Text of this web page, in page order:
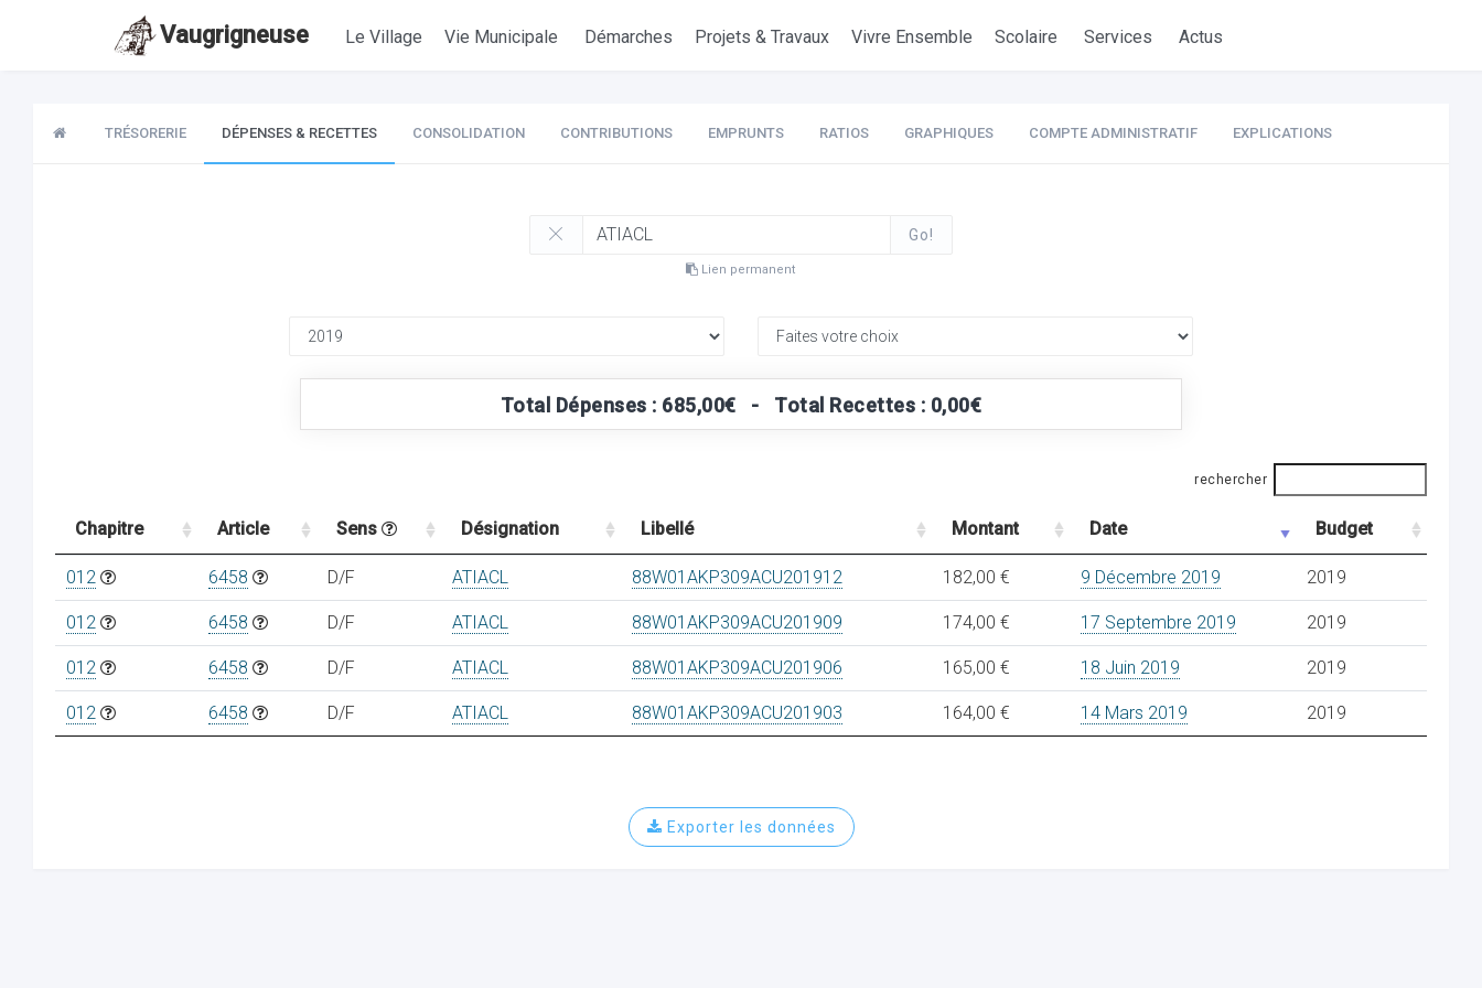
Vaugrigneuse Le Village Vie Municipale Démarches Projets & Travaux Vivre Ensemble Scolaire Services Actus
TRÉSORERIE DÉPENSES & RECETTES CONSOLIDATION CONTRIBUTIONS EMPRUNTS RATIOS GRAPHIQUES COMPTE ADMINISTRATIF EXPLICATIONS
Go!
Lien permanent
Total Dépenses : 685,00€ - Total Recettes : 0,00€
rechercher
Chapitre Article Sens Désignation Libellé Montant Date Budget
012 6458 D/F ATIACL 88W01AKP309ACU201912 182,00 € 9 Décembre 2019 2019
012 6458 D/F ATIACL 88W01AKP309ACU201909 174,00 € 17 Septembre 2019 2019
012 6458 D/F ATIACL 88W01AKP309ACU201906 165,00 € 18 Juin 2019 2019
012 6458 D/F ATIACL 88W01AKP309ACU201903 164,00 € 14 Mars 2019 2019
Exporter les données